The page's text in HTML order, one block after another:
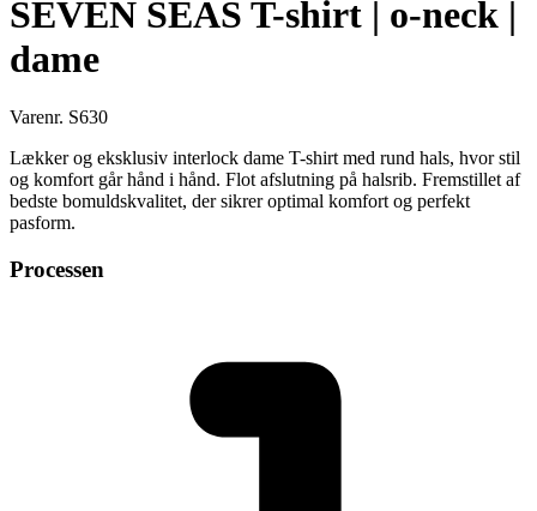
SEVEN SEAS T-shirt | o-neck |
dame
Varenr. S630
Lækker og eksklusiv interlock dame T-shirt med rund hals, hvor stil
og komfort går hånd i hånd. Flot afslutning på halsrib. Fremstillet af
bedste bomuldskvalitet, der sikrer optimal komfort og perfekt
pasform.
Processen